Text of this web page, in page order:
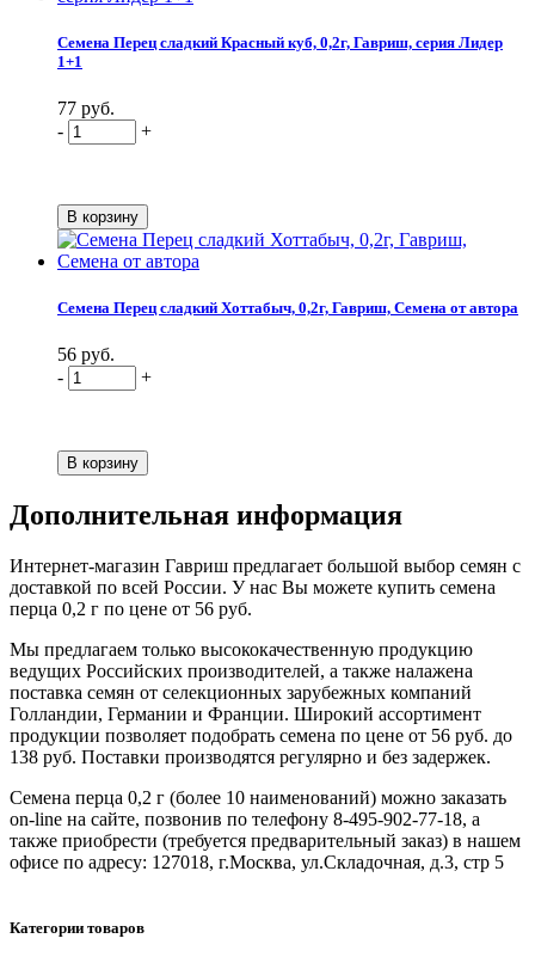
Семена Перец сладкий Красный куб, 0,2г, Гавриш, серия Лидер
1+1
77 руб.
-
+
Семена Перец сладкий Хоттабыч, 0,2г, Гавриш, Семена от автора
56 руб.
-
+
Дополнительная информация
Интернет-магазин Гавриш предлагает большой выбор семян с
доставкой по всей России. У нас Вы можете купить семена
перца 0,2 г по цене от 56 руб.
Мы предлагаем только высококачественную продукцию
ведущих Российских производителей, а также налажена
поставка семян от селекционных зарубежных компаний
Голландии, Германии и Франции. Широкий ассортимент
продукции позволяет подобрать семена по цене от 56 руб. до
138 руб. Поставки производятся регулярно и без задержек.
Семена перца 0,2 г (более 10 наименований) можно заказать
on-line на сайте, позвонив по телефону 8-495-902-77-18, а
также приобрести (требуется предварительный заказ) в нашем
офисе по адресу: 127018, г.Москва, ул.Складочная, д.3, стр 5
Категории товаров